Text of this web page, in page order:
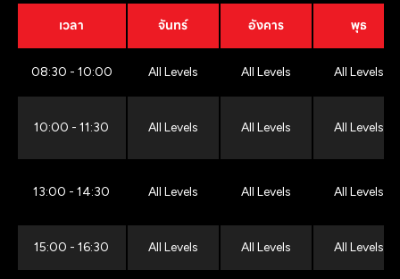
เวลา จันทร์ อังคาร พุธ
08:30 - 10:00 All Levels All Levels All Levels
10:00 - 11:30 All Levels All Levels All Levels
13:00 - 14:30 All Levels All Levels All Levels
15:00 - 16:30 All Levels All Levels All Levels